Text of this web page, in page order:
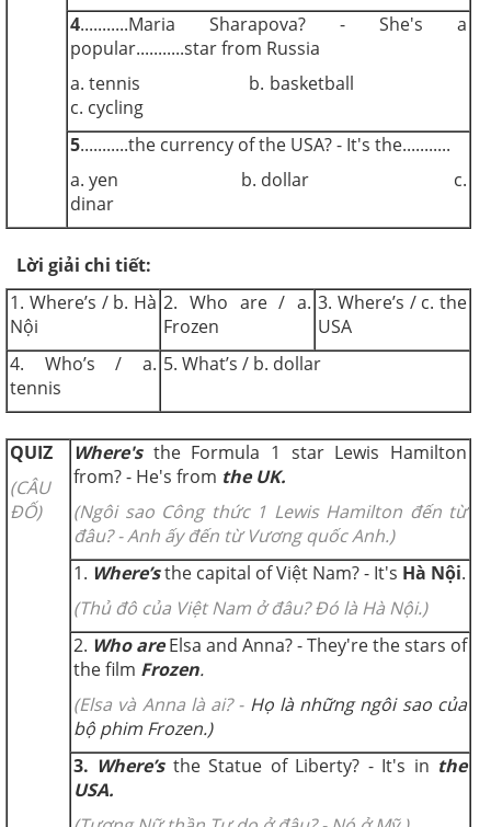
4...........Maria Sharapova? - She's a
popular...........star from Russia
a. tennis b. basketball
c. cycling
5...........the currency of the USA? - It's the...........
a. yen b. dollar c.
dinar
Lời giải chi tiết:
1. Where’s / b. Hà
Nội
2. Who are / a.
Frozen
3. Where’s / c. the
USA
4. Who’s / a.
tennis
5. What’s / b. dollar
QUIZ
(CÂU
ĐỐ)
Where'sthe Formula 1 star Lewis Hamilton
from? - He's from the UK.
(Ngôi sao Công thức 1 Lewis Hamilton đến từ
đâu? -Anh ấy đến từ Vương quốc Anh.)
1. Where’sthe capital of Việt Nam? - It's Hà Nội.
(Thủ đô của Việt Nam ở đâu? Đó là Hà Nội.)
2. Who areElsa and Anna? - They're the stars of
the film Frozen.
(Elsa và Anna là ai? - Họ là những ngôi sao của
bộ phim Frozen.)
3. Where’sthe Statue of Liberty? - It's in the
USA.